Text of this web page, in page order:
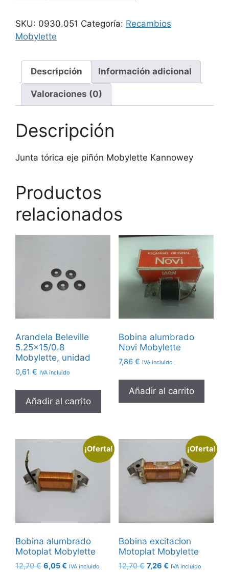
piñón
Mobylette
cantidad
SKU: 0930.051 Categoría: Recambios
Mobylette
Descripción Información adicional
Valoraciones (0)
Descripción
Junta tórica eje piñón Mobylette Kannowey
Productos
relacionados
Arandela Beleville
5.25×15/0.8
Mobylette, unidad
0,61 € IVA incluido
Añadir al carrito
Bobina alumbrado
Novi Mobylette
7,86 € IVA incluido
Añadir al carrito
¡Oferta!
Bobina alumbrado
Motoplat Mobylette
12,70€ El
6,05€ El
IVA incluido
¡Oferta!
Bobina excitacion
Motoplat Mobylette
12,70€ El
7,26 €ElIVA incluido